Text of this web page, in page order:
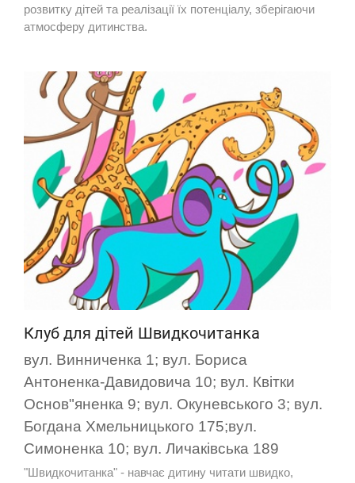
розвитку дітей та реалізації їх потенціалу, зберігаючи
атмосферу дитинства.
Клуб для дітей Швидкочитанка
вул. Винниченка 1; вул. Бориса
Антоненка-Давидовича 10; вул. Квітки
Основ"яненка 9; вул. Окуневського 3; вул.
Богдана Хмельницького 175;вул.
Симоненка 10; вул. Личаківська 189
"Швидкочитанка" - навчає дитину читати швидко,